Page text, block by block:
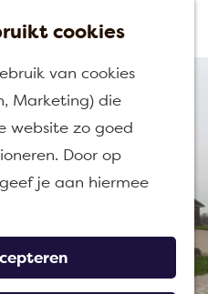
cookies
van cookies
Marketing) die
website zo goed
Door op
je aan hiermee